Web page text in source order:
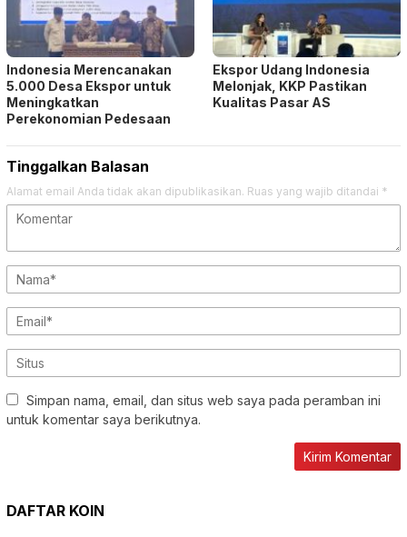
Indonesia Merencanakan
5.000 Desa Ekspor untuk
Meningkatkan
Perekonomian Pedesaan
Ekspor Udang Indonesia
Melonjak, KKP Pastikan
Kualitas Pasar AS
Tinggalkan Balasan
Alamat email Anda tidak akan dipublikasikan. Ruas yang wajib ditandai *
Simpan nama, email, dan situs web saya pada peramban ini
untuk komentar saya berikutnya.
DAFTAR KOIN